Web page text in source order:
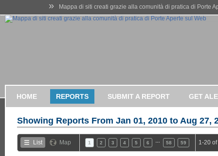
» Mappa di siti creati grazie alla comunità di pratica di Porte
HOME REPORTS SUBMIT A REPORT GET
Showing Reports From Jan 01, 2010 to Aug 27,
List Map 1 2 3 4 5 6 58 59 1-20